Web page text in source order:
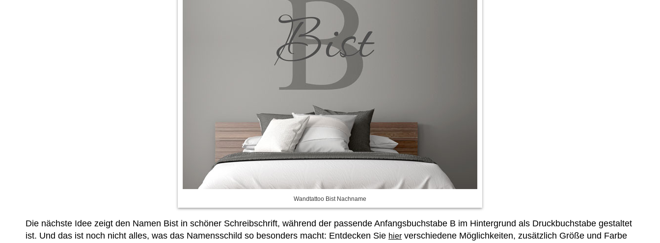
Wandtattoo Bist Nachname
Die nächste Idee zeigt den Namen Bist in schöner Schreibschrift, während der passende Anfangsbuchstabe B im Hintergrund als Druckbuchstabe gestaltet
ist. Und das ist noch nicht alles, was das Namensschild so besonders macht: Entdecken Sie hier verschiedene Möglichkeiten, zusätzlich Größe und Farbe